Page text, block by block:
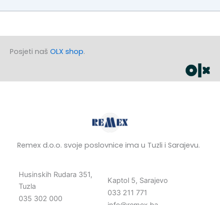
Posjeti naš OLX shop.
Remex d.o.o. svoje poslovnice ima u Tuzli i Sarajevu.
Husinskih Rudara 351,
Tuzla
035 302 000
Kaptol 5, Sarajevo
033 211 771